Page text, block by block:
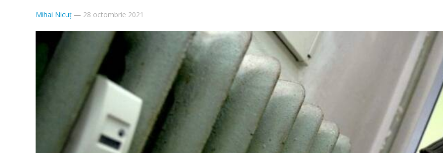
Mihai Nicuț — 28 octombrie 2021